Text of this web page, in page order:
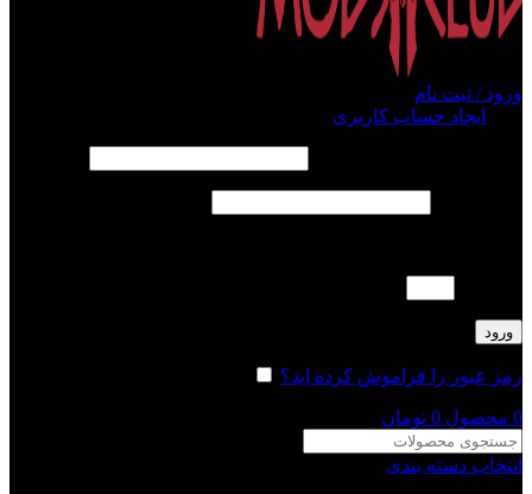
ورود / ثبت نام
ایجاد حساب کاربری
ورود
رمز عبور را فراموش کرده اید؟
0 محصول 0 تومان
انتخاب دسته بندی